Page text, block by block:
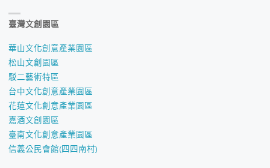
臺灣文創園區
華山文化創意產業園區
松山文創園區
駁二藝術特區
台中文化創意產業園區
花蓮文化創意產業園區
嘉酒文創園區
臺南文化創意產業園區
信義公民會館(四四南村)